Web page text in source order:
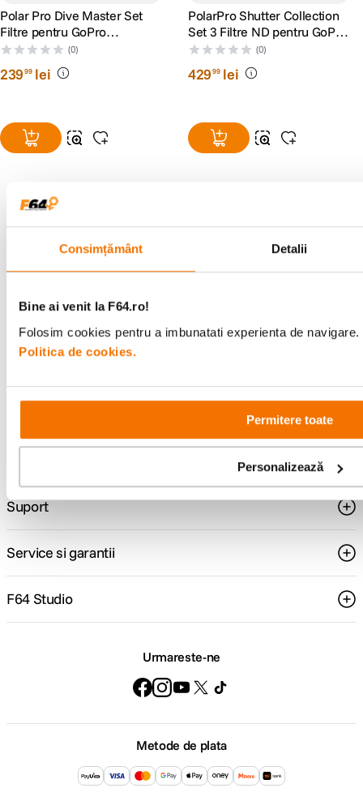
Consimțământ Detalii
Bine ai venit la F64.ro!
Folosim cookies pentru a imbunatati experienta de
Politica de cookies.
Permitere toate
Personalizează
Polar Pro Dive Master Set
Filtre pentru GoPro
Hero9/10/11/12/13
(0)
23999 lei
PolarPro Shutter Collection
Set 3 Filtre ND pentru GoPro
Hero 9/10/11/12
(0)
42999 lei
Alatura-te comunitatii creatorilor
Descopera inspiratie, recomandari utile,
ghiduri foto-video si oferte pregatite special
specializata
499lei
Suport
Service si garantii
F64 Studio
Urmareste-ne
Metode de plata